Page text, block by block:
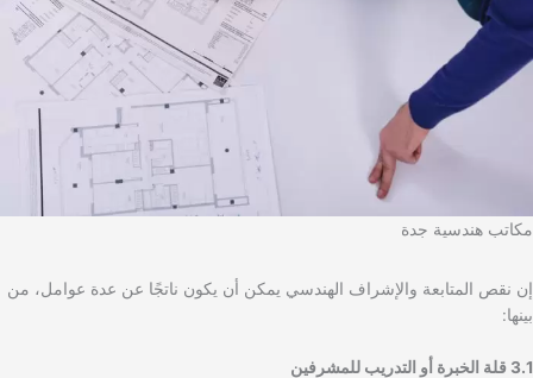
مكاتب هندسية جدة
إن نقص المتابعة والإشراف الهندسي يمكن أن يكون ناتجًا عن عدة عوامل، من
بينها:
3.1 قلة الخبرة أو التدريب للمشرفين